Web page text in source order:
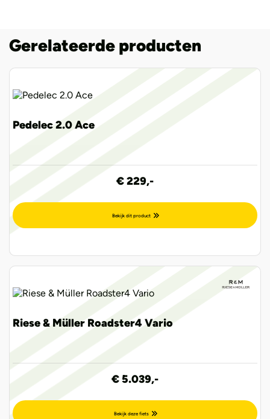
Gerelateerde producten
Pedelec 2.0 Ace
€ 229,-
Bekijk dit product
Riese & Müller Roadster4 Vario
€ 5.039,-
Bekijk deze fiets